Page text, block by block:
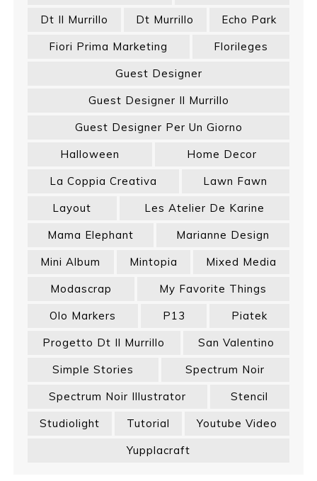
Dt Il Murrillo
Dt Murrillo
Echo Park
Fiori Prima Marketing
Florileges
Guest Designer
Guest Designer Il Murrillo
Guest Designer Per Un Giorno
Halloween
Home Decor
La Coppia Creativa
Lawn Fawn
Layout
Les Atelier De Karine
Mama Elephant
Marianne Design
Mini Album
Mintopia
Mixed Media
Modascrap
My Favorite Things
Olo Markers
P13
Piatek
Progetto Dt Il Murrillo
San Valentino
Simple Stories
Spectrum Noir
Spectrum Noir Illustrator
Stencil
Studiolight
Tutorial
Youtube Video
Yupplacraft